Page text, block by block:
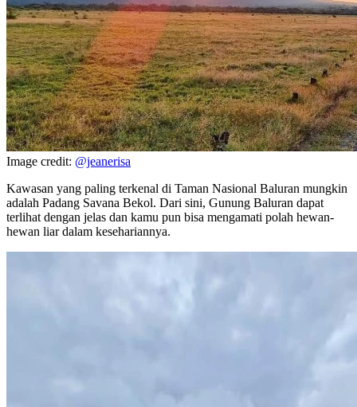
Image credit: @jeanerisa
Kawasan yang paling terkenal di Taman Nasional Baluran mungkin
adalah Padang Savana Bekol. Dari sini, Gunung Baluran dapat
terlihat dengan jelas dan kamu pun bisa mengamati polah hewan-
hewan liar dalam kesehariannya.